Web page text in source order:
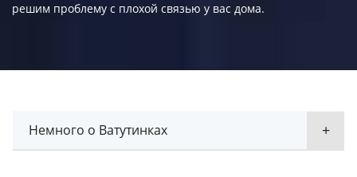
решим проблему с плохой связью у вас дома.
Немного о Ватутинках